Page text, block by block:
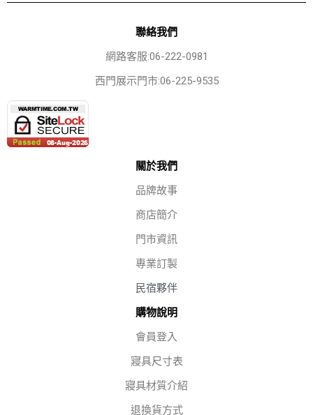
聯絡我們
網路客服:06-222-0981
西門展示門市:06-225-9535
關於我們
品牌故事
商店簡介
門市資訊
專業訂製
民宿夥伴
購物說明
會員登入
寢具尺寸表
寢具材質介紹
退換貨方式